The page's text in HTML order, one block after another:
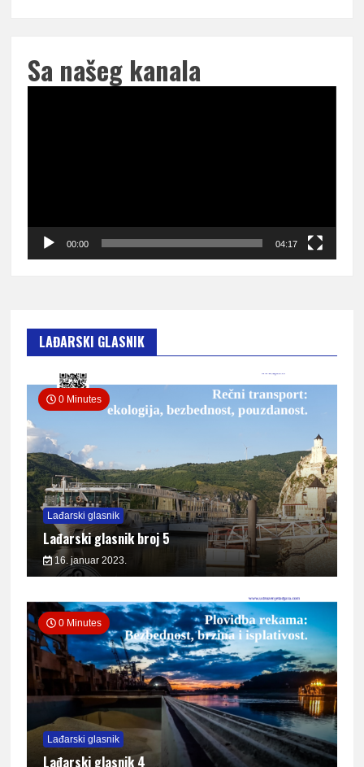
Sa našeg kanala
00:00 04:17
LAĐARSKI GLASNIK
0 Minutes
Lađarski glasnik
Lađarski glasnik broj 5
16. januar 2023.
0 Minutes
Lađarski glasnik
Lađarski glasnik 4